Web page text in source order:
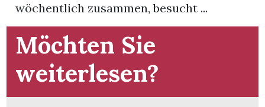
wöchentlich zusammen, besucht ...
Möchten Sie
weiterlesen?